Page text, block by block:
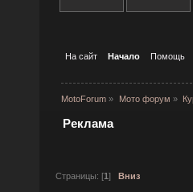
На сайт Начало Помощь
MotoForum » Мото форум »
Реклама
Страницы: [1] Вниз